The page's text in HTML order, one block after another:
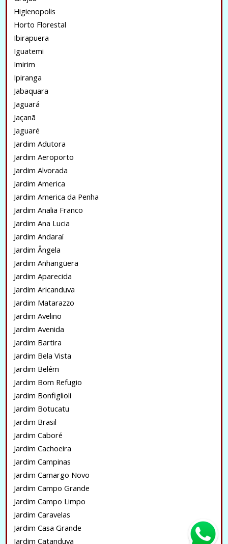
Higienopolis
Horto Florestal
Ibirapuera
Iguatemi
Imirim
Ipiranga
Jabaquara
Jaguará
Jaçanã
Jaguaré
Jardim Adutora
Jardim Aeroporto
Jardim Alvorada
Jardim America
Jardim America da Penha
Jardim Analia Franco
Jardim Ana Lucia
Jardim Andaraí
Jardim Ângela
Jardim Anhangüera
Jardim Aparecida
Jardim Aricanduva
Jardim Matarazzo
Jardim Avelino
Jardim Avenida
Jardim Bartira
Jardim Bela Vista
Jardim Belém
Jardim Bom Refugio
Jardim Bonfiglioli
Jardim Botucatu
Jardim Brasil
Jardim Caboré
Jardim Cachoeira
Jardim Campinas
Jardim Camargo Novo
Jardim Campo Grande
Jardim Campo Limpo
Jardim Caravelas
Jardim Casa Grande
Jardim Catanduva